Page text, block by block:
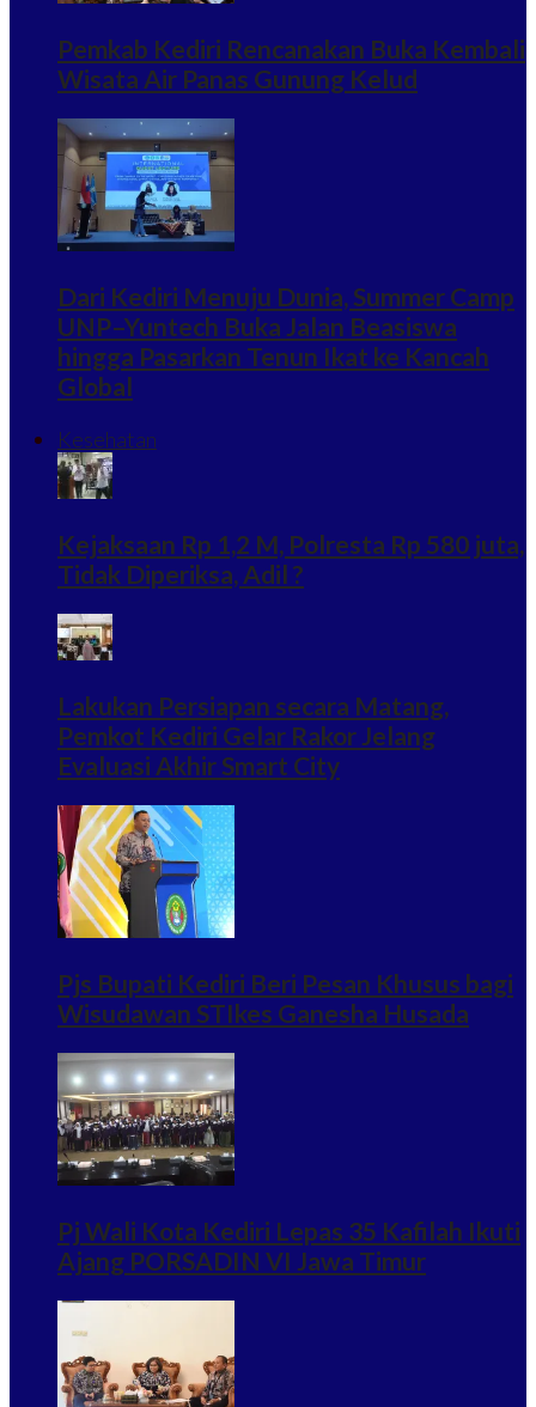
Pemkab Kediri Rencanakan Buka Kembali
Wisata Air Panas Gunung Kelud
Dari Kediri Menuju Dunia, Summer Camp
UNP–Yuntech Buka Jalan Beasiswa
hingga Pasarkan Tenun Ikat ke Kancah
Global
Kesehatan
Kejaksaan Rp 1,2 M, Polresta Rp 580 juta,
Tidak Diperiksa, Adil ?
Lakukan Persiapan secara Matang,
Pemkot Kediri Gelar Rakor Jelang
Evaluasi Akhir Smart City
Pjs Bupati Kediri Beri Pesan Khusus bagi
Wisudawan STIkes Ganesha Husada
Pj Wali Kota Kediri Lepas 35 Kafilah Ikuti
Ajang PORSADIN VI Jawa Timur